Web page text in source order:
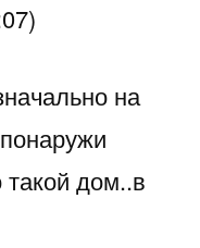
на
такой дом..в